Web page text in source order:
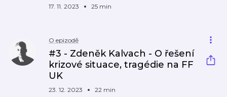
17. 11. 2023 25 min
O epizodě
#3 - Zdeněk Kalvach - O řešení
krizové situace, tragédie na FF
UK
23. 12. 2023 22 min